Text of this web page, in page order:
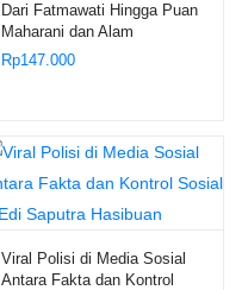
Dari Fatmawati Hingga Puan
Maharani dan Alam
Minangkabau – Dr. Siti
Fatimah M.Pd., M.Hum.
Rp147.000
Viral Polisi di Media Sosial
Antara Fakta dan Kontrol